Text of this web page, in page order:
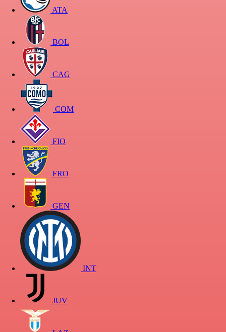
ATA
BOL
CAG
COM
FIO
FRO
GEN
INT
JUV